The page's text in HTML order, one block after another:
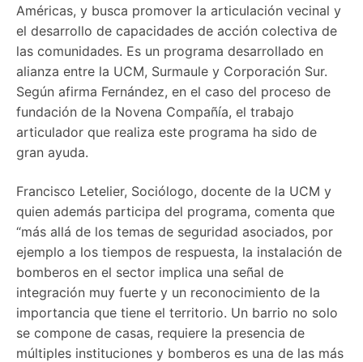
Américas, y busca promover la articulación vecinal y
el desarrollo de capacidades de acción colectiva de
las comunidades. Es un programa desarrollado en
alianza entre la UCM, Surmaule y Corporación Sur.
Según afirma Fernández, en el caso del proceso de
fundación de la Novena Compañía, el trabajo
articulador que realiza este programa ha sido de
gran ayuda.
Francisco Letelier, Sociólogo, docente de la UCM y
quien además participa del programa, comenta que
“más allá de los temas de seguridad asociados, por
ejemplo a los tiempos de respuesta, la instalación de
bomberos en el sector implica una señal de
integración muy fuerte y un reconocimiento de la
importancia que tiene el territorio. Un barrio no solo
se compone de casas, requiere la presencia de
múltiples instituciones y bomberos es una de las más